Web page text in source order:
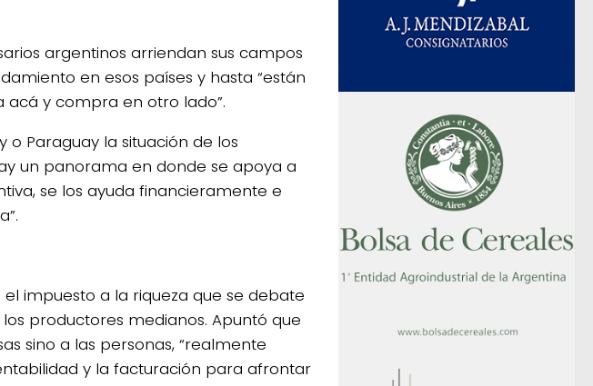
argentinos arriendan sus campos
en esos países y hasta “están
y compra en otro lado”.
o Paraguay la situación de los
un panorama en donde se apoya a
se los ayuda financieramente e
impuesto a la riqueza que se debate
productores medianos. Apuntó que
sino a las personas, “realmente
y la facturación para afrontar